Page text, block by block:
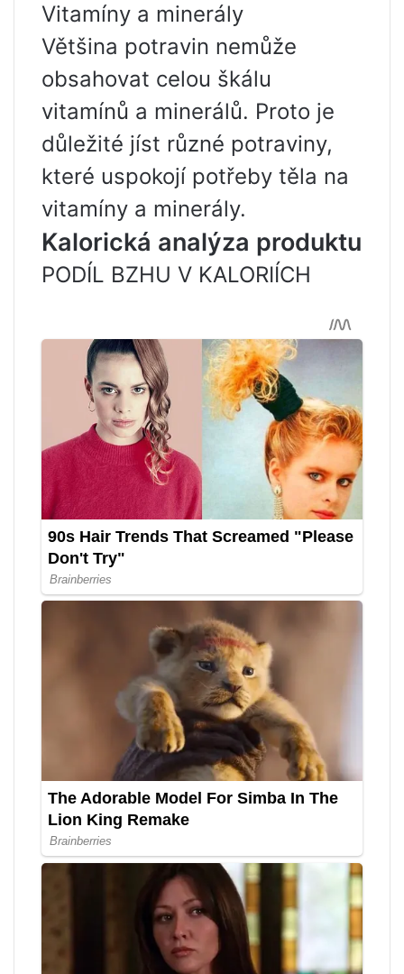
Vitamíny a minerály
Většina potravin nemůže
obsahovat celou škálu
vitamínů a minerálů. Proto je
důležité jíst různé potraviny,
které uspokojí potřeby těla na
vitamíny a minerály.
Kalorická analýza produktu
PODÍL BZHU V KALORIÍCH